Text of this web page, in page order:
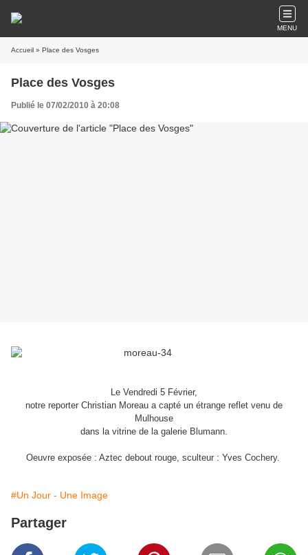
MENU
Accueil » Place des Vosges
Place des Vosges
Publié le 07/02/2010 à 20:08
Le Vendredi 5 Février,
notre reporter Christian Moreau a capté un étrange reflet venu de
Mulhouse
dans la vitrine de la galerie Blumann.
Oeuvre exposée : Aztec debout rouge, sculteur : Yves Cochery.
#Un Jour - Une Image
Partager